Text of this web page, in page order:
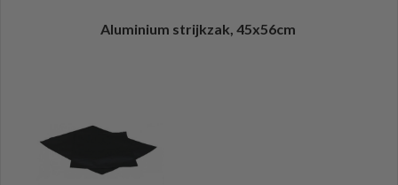
Aluminium strijkzak, 45x56cm